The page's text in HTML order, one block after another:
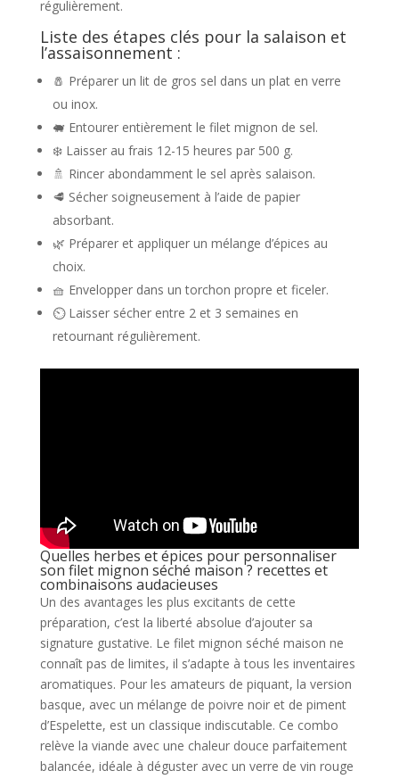
régulièrement.
Liste des étapes clés pour la salaison et
l’assaisonnement :
🧂 Préparer un lit de gros sel dans un plat en verre
ou inox.
🐖 Entourer entièrement le filet mignon de sel.
❄️ Laisser au frais 12-15 heures par 500 g.
🚿 Rincer abondamment le sel après salaison.
🥩 Sécher soigneusement à l’aide de papier
absorbant.
🌿 Préparer et appliquer un mélange d’épices au
choix.
🧺 Envelopper dans un torchon propre et ficeler.
⏲️ Laisser sécher entre 2 et 3 semaines en
retournant régulièrement.
Quelles herbes et épices pour personnaliser
son filet mignon séché maison ? recettes et
combinaisons audacieuses
Un des avantages les plus excitants de cette
préparation, c’est la liberté absolue d’ajouter sa
signature gustative. Le filet mignon séché maison ne
connaît pas de limites, il s’adapte à tous les inventaires
aromatiques. Pour les amateurs de piquant, la version
basque, avec un mélange de poivre noir et de piment
d’Espelette, est un classique indiscutable. Ce combo
relève la viande avec une chaleur douce parfaitement
balancée, idéale à déguster avec un verre de vin rouge